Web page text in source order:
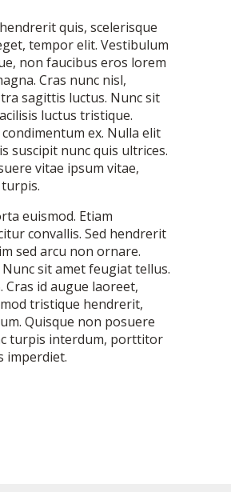
quis, scelerisque
tempor elit. Vestibulum
non faucibus eros lorem
Cras nunc nisl,
sagittis luctus. Nunc sit
luctus tristique.
ex. Nulla elit
suscipit nunc quis ultrices.
vitae ipsum vitae,
euismod. Etiam
convallis. Sed hendrerit
sed arcu non ornare.
sit amet feugiat tellus.
id augue laoreet,
tristique hendrerit,
Quisque non posuere
turpis interdum, porttitor
imperdiet.